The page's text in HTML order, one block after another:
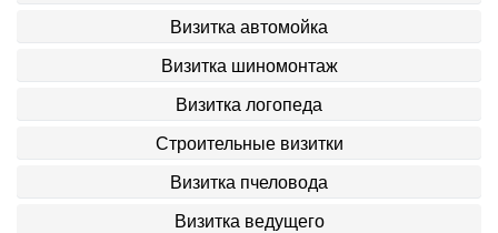
Визитка автомойка
Визитка шиномонтаж
Визитка логопеда
Строительные визитки
Визитка пчеловода
Визитка ведущего